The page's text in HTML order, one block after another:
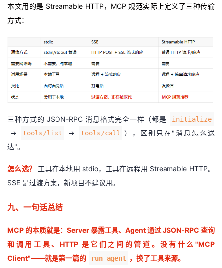
本文用的是 Streamable HTTP，MCP 规范实际上定义了三种传输
方式：
三种方式的 JSON-RPC 消息格式完全一样（都是 initialize
→ tools/list → tools/call
），区别只在"消息怎么送
达"。
怎么选？
工具在本地用 stdio，工具在远程用 Streamable HTTP。
SSE 是过渡方案，新项目不建议用。
九、一句话总结
MCP 的本质就是：Server 暴露工具、Agent 通过 JSON-RPC 查询
和调用工具、HTTP 是它们之间的管道。没有什么"MCP
Client"——就是第一篇的
run_agent ，换了工具来源。